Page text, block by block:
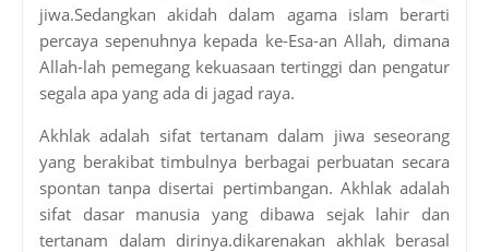
jiwa.Sedangkan akidah dalam agama islam berarti
percaya sepenuhnya kepada ke-Esa-an Allah, dimana
Allah-lah pemegang kekuasaan tertinggi dan pengatur
segala apa yang ada di jagad raya.
Akhlak adalah sifat tertanam dalam jiwa seseorang
yang berakibat timbulnya berbagai perbuatan secara
spontan tanpa disertai pertimbangan. Akhlak adalah
sifat dasar manusia yang dibawa sejak lahir dan
tertanam dalam dirinya.dikarenakan akhlak berasal